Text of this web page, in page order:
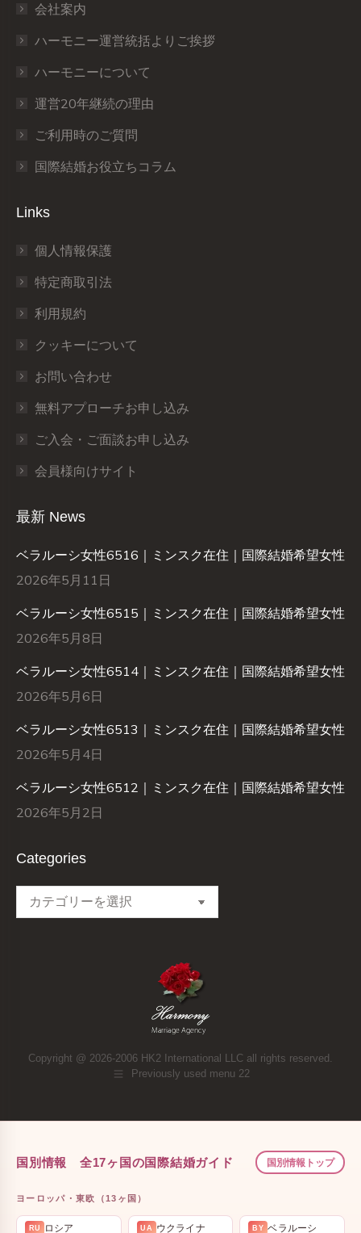
new
window
new
window
new
windowwindowwindowwindow
会社案内
ハーモニー運営統括よりご挨拶
ハーモニーについて
運営20年継続の理由
ご利用時のご質問
国際結婚お役立ちコラム
Links
個人情報保護
特定商取引法
利用規約
クッキーについて
お問い合わせ
無料アプローチお申し込み
ご入会・ご面談お申し込み
会員様向けサイト
最新 News
ベラルーシ女性6516｜ミンスク在住｜国際結婚希望女性
2026年5月11日
ベラルーシ女性6515｜ミンスク在住｜国際結婚希望女性
2026年5月8日
ベラルーシ女性6514｜ミンスク在住｜国際結婚希望女性
2026年5月6日
ベラルーシ女性6513｜ミンスク在住｜国際結婚希望女性
2026年5月4日
ベラルーシ女性6512｜ミンスク在住｜国際結婚希望女性
2026年5月2日
Categories
Categories
Copyright @ 2026-2006 HK2 International LLC all rights reserved.
Previously used menu 22
国別情報 全17ヶ国の国際結婚ガイド 国別情報トップ
ヨーロッパ・東欧（13ヶ国）
RU ロシア UA ウクライナ BY ベラルーシ